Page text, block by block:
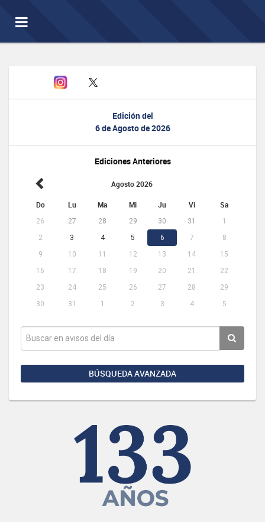
Toggle
navigation
Edición del
6 de Agosto de 2026
Ediciones Anteriores
Agosto 2026
Do Lu Ma Mi Ju Vi Sa
26 27 28 29 30 31
1
2
3 4 5 6 7
8
9
10 11 12 13 14
15
16
17 18 19 20 21
22
23
24 25 26 27 28
29
30
31 1 2 3 4 5
BÚSQUEDA AVANZADA